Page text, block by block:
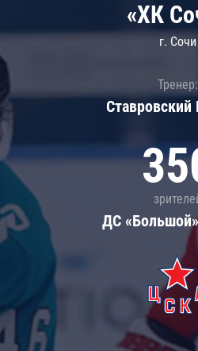
«ХК
г. Сочи
Тренер:
Ставровский
ДС